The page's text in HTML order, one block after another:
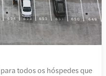
todos os hóspedes que